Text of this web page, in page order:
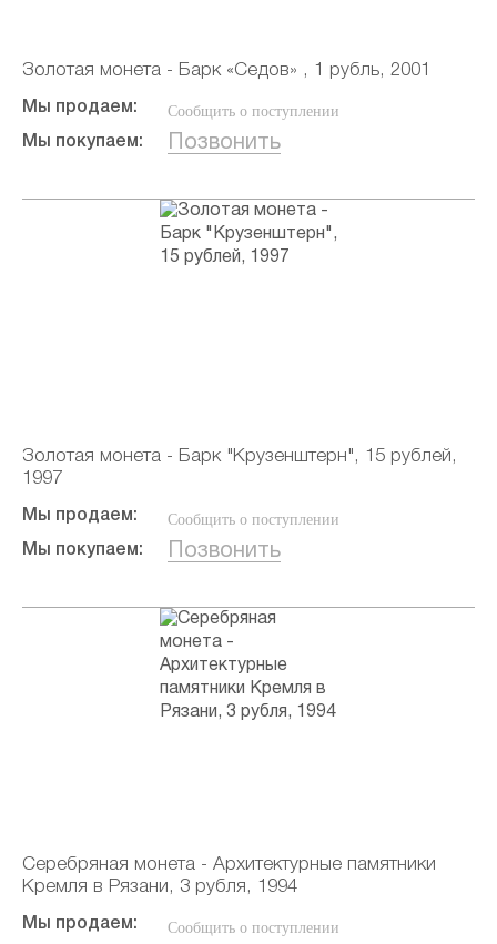
Золотая монета - Барк «Седов» , 1 рубль, 2001
Мы продаем: Сообщить о поступлении
Мы покупаем: Позвонить
Золотая монета - Барк "Крузенштерн", 15 рублей,
1997
Мы продаем: Сообщить о поступлении
Мы покупаем: Позвонить
Серебряная монета - Архитектурные памятники
Кремля в Рязани, 3 рубля, 1994
Мы продаем: Сообщить о поступлении